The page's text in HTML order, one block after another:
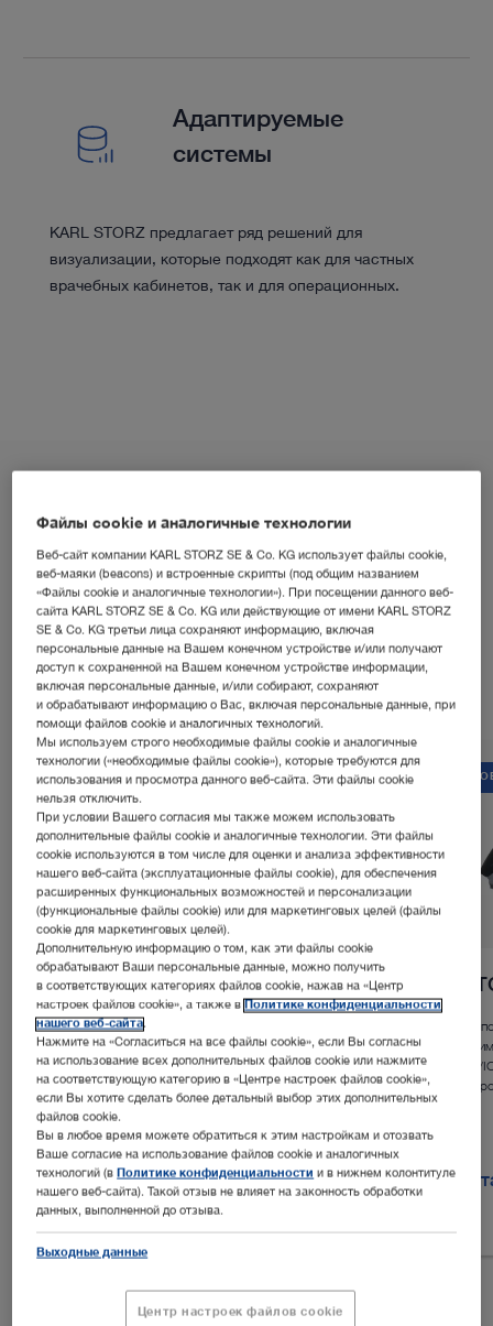
Адаптируемые
системы
KARL STORZ предлагает ряд решений для
визуализации, которые подходят как для частных
врачебных кабинетов, так и для операционных.
В ФОКУСЕ
Ведущие разработки
НОВИНКА
Экзоскоп Rubina™Lens
Воспользуйтесь преимуществами большого поля
обзора, гибкого рабочего расстояния и
эргономичного дизайна при открытых
вмешательствах с применением NIR/ICG и белого
света.
Детальная информация в каталоге
NIR/
Файлы cookie и аналогичные технологии
Веб-сайт компании KARL STORZ SE & Co. KG использует файлы cookie,
веб-маяки (beacons) и встроенные скрипты (под общим названием
«Файлы cookie и аналогичные технологии»). При посещении данного веб-
сайта KARL STORZ SE & Co. KG или действующие от имени KARL STORZ
SE & Co. KG третьи лица сохраняют информацию, включая
персональные данные на Вашем конечном устройстве и/или получают
доступ к сохраненной на Вашем конечном устройстве информации,
включая персональные данные, и/или собирают, сохраняют
и обрабатывают информацию о Вас, включая персональные данные, при
помощи файлов cookie и аналогичных технологий.
Мы используем строго необходимые файлы cookie и аналогичные
технологии («необходимые файлы cookie»), которые требуются для
использования и просмотра данного веб-сайта. Эти файлы cookie
нельзя отключить.
При условии Вашего согласия мы также можем использовать
дополнительные файлы cookie и аналогичные технологии. Эти файлы
cookie используются в том числе для оценки и анализа эффективности
нашего веб-сайта (эксплуатационные файлы cookie), для обеспечения
расширенных функциональных возможностей и персонализации
(функциональные файлы cookie) или для маркетинговых целей (файлы
cookie для маркетинговых целей).
Дополнительную информацию о том, как эти файлы cookie
обрабатывают Ваши персональные данные, можно получить
в соответствующих категориях файлов cookie, нажав на «Центр
настроек файлов cookie», а также вПолитике конфиденциальности
нашего веб-сайта.
Нажмите на «Согласиться на все файлы cookie», если Вы согласны
на использование всех дополнительных файлов cookie или нажмите
на соответствующую категорию в «Центре настроек файлов cookie»,
если Вы хотите сделать более детальный выбор этих дополнительных
файлов cookie.
Вы в любое время можете обратиться к этим настройкам и отозвать
Ваше согласие на использование файлов cookie и аналогичных
технологий (вПолитике конфиденциальности и в нижнем колонтитуле
нашего веб-сайта). Такой отзыв не влияет на законность обработки
данных, выполненной до отзыва.
Выходные данные
Центр настроек файлов cookie